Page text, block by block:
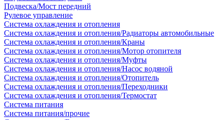
Подвеска/Мост передний
Рулевое управление
Система охлаждения и отопления
Система охлаждения и отопления/Радиаторы автомобильные
Система охлаждения и отопления/Краны
Система охлаждения и отопления/Мотор отопителя
Система охлаждения и отопления/Муфты
Система охлаждения и отопления/Насос водяной
Система охлаждения и отопления/Отопитель
Система охлаждения и отопления/Переходники
Система охлаждения и отопления/Термостат
Система питания
Система питания/прочие